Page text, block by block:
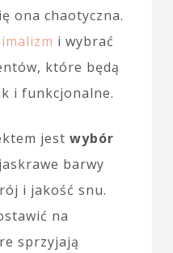
ona chaotyczna.
i wybrać
które będą
i funkcjonalne.
jest wybór
barwy
i jakość snu.
na
sprzyjają